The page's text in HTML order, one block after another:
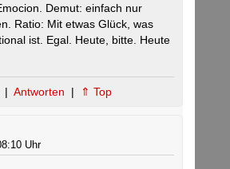
Demut: einfach nur
Ratio: Mit etwas Glück, was
ist. Egal. Heute, bitte. Heute
| Antworten | ⇑ Top
Uhr